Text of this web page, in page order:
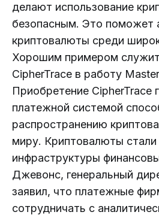
делают использование
безопасным. Это поможет
криптовалюты среди
Хорошим примером
CipherTrace в работу
Приобретение CipherTrace
платежной системой
распространению
миру. Криптовалюты
инфраструктуры
Джевонс, генеральный
заявил, что платежные
сотрудничать с